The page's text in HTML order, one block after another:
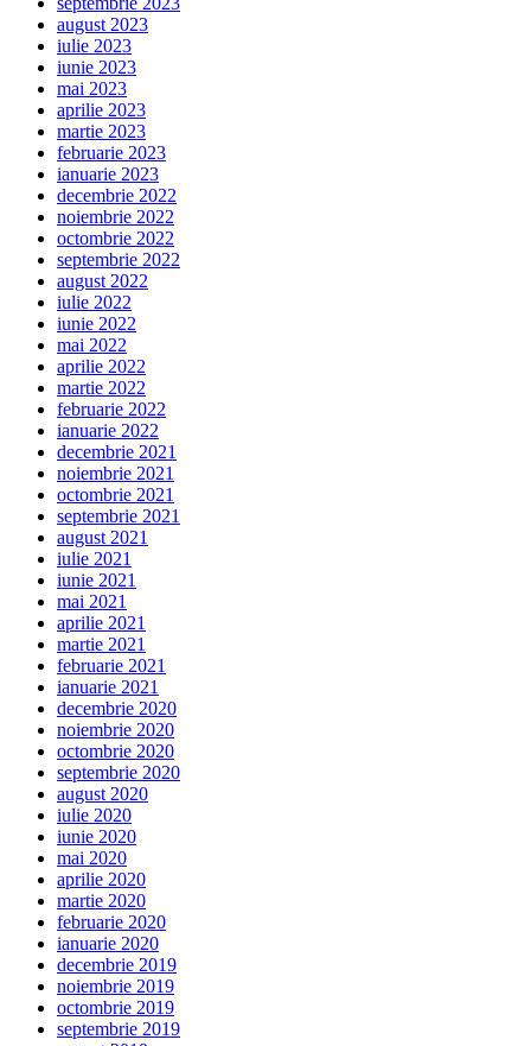
august 2023
iulie 2023
iunie 2023
mai 2023
aprilie 2023
martie 2023
februarie 2023
ianuarie 2023
decembrie 2022
noiembrie 2022
octombrie 2022
septembrie 2022
august 2022
iulie 2022
iunie 2022
mai 2022
aprilie 2022
martie 2022
februarie 2022
ianuarie 2022
decembrie 2021
noiembrie 2021
octombrie 2021
septembrie 2021
august 2021
iulie 2021
iunie 2021
mai 2021
aprilie 2021
martie 2021
februarie 2021
ianuarie 2021
decembrie 2020
noiembrie 2020
octombrie 2020
septembrie 2020
august 2020
iulie 2020
iunie 2020
mai 2020
aprilie 2020
martie 2020
februarie 2020
ianuarie 2020
decembrie 2019
noiembrie 2019
octombrie 2019
septembrie 2019